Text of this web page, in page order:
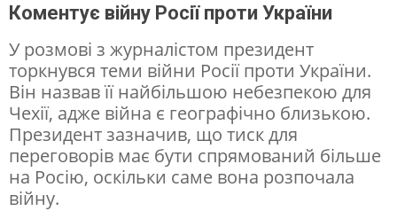
р
о
б
о
т
и
т
Коментує війну Росії проти України
У розмові з журналістом президент
торкнувся теми війни Росії проти України.
Він назвав її найбільшою небезпекою для
Чехії, адже війна є географічно близькою.
Президент зазначив, що тиск для
переговорів має бути спрямований більше
на Росію, оскільки саме вона розпочала
війну.